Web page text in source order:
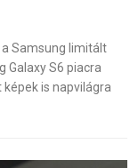
Samsung limitált
Galaxy S6 piacra
is napvilágra